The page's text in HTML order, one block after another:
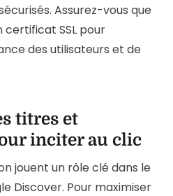
Assurez-vous que
certificat SSL pour
des utilisateurs et de
titres et
inciter au clic
jouent un rôle clé dans le
Discover. Pour maximiser